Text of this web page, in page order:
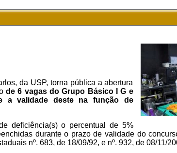
da USP, torna pública a abertura
de 6 vagas do Grupo Básico I G e
a validade deste na função de
deficiência(s) o percentual de 5%
durante o prazo de validade do
nº. 683, de 18/09/92, e nº. 932, de 08/11/